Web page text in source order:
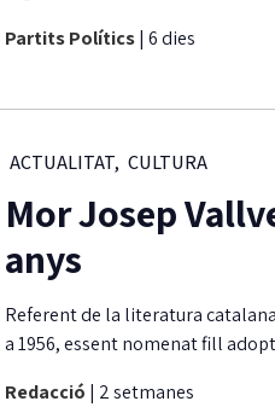
Partits Polítics| 6 dies
ACTUALITAT, CULTURA
Mor Josep
anys
Referent de la literatura
a 1956, essent nomenat fill
Redacció | 2 setmanes